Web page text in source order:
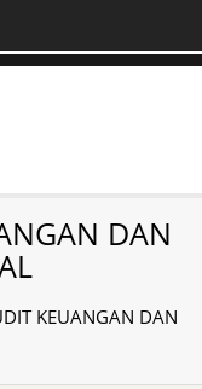
–
di IndonesiaDAN
KEUANGAN DAN